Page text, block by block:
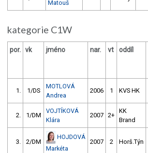
Matouš
kategorie C1W
por. vk jméno nar. vt oddíl
1. 1/DS
MOTLOVÁ
Andrea
2006 1 KVS HK
2. 1/DM
VOJTÍKOVÁ
Klára
2007 2+
KK
Brand
3. 2/DM
HOJDOVÁ
Markéta
2007 2 Horš.Týn